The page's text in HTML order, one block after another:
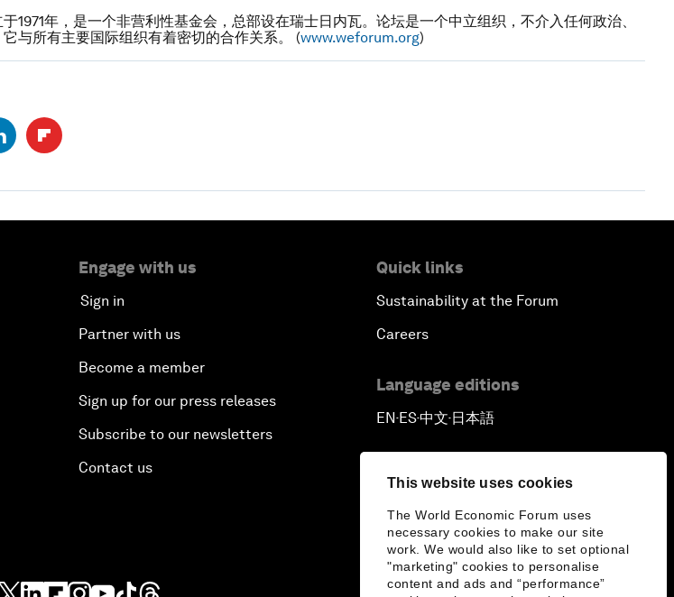
This website uses cookies
The World Economic Forum uses
necessary cookies to make our site
work. We would also like to set optional
"marketing" cookies to personalise
content and ads and “performance”
1971年，是一个非营利性基金会，总部设在瑞士日内瓦。论坛是一个中立组织，不介入任何政治、
与所有主要国际组织有着密切的合作关系。 (www.weforum.org)
Engage with us
Sign in
Partner with us
Become a member
Sign up for our press releases
Subscribe to our newsletters
Contact us
Quick links
Sustainability at the Forum
Careers
Language editions
EN▪ES▪中文▪ 日本語